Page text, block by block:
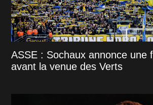
ASSE : Sochaux annonce une
avant la venue des Verts